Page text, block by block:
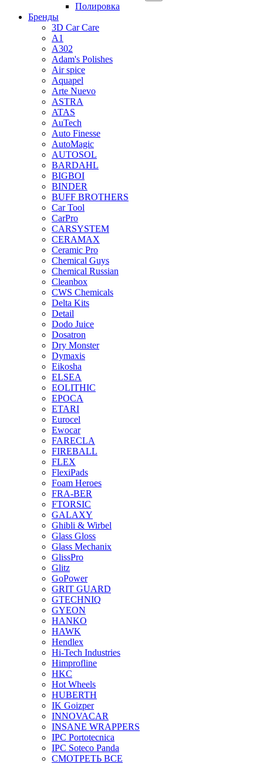
Полировка
Бренды
3D Car Care
A1
A302
Adam's Polishes
Air spice
Aquapel
Arte Nuevo
ASTRA
ATAS
AuTech
Auto Finesse
AutoMagic
AUTOSOL
BARDAHL
BIGBOI
BINDER
BUFF BROTHERS
Car Tool
CarPro
CARSYSTEM
CERAMAX
Ceramic Pro
Chemical Guys
Chemical Russian
Cleanbox
CWS Chemicals
Delta Kits
Detail
Dodo Juice
Dosatron
Dry Monster
Dymaxis
Eikosha
ELSEA
EOLITHIC
EPOCA
ETARI
Eurocel
Ewocar
FARECLA
FIREBALL
FLEX
FlexiPads
Foam Heroes
FRA-BER
FTORSIC
GALAXY
Ghibli & Wirbel
Glass Gloss
Glass Mechanix
GlissPro
Glitz
GoPower
GRIT GUARD
GTECHNIQ
GYEON
HANKO
HAWK
Hendlex
Hi-Tech Industries
Himprofline
HKC
Hot Wheels
HUBERTH
IK Goizper
INNOVACAR
INSANE WRAPPERS
IPC Portotecnica
IPC Soteco Panda
СМОТРЕТЬ ВСЕ